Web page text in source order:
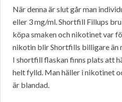
När denna är slut går man
eller 3 mg/ml. Shortfill Fillups
köpa smaken och nikotinet var
nikotin blir Shortfills billigare än
I shortfill flaskan finns plats att
helt fylld. Man häller i nikotinet
är blandad.